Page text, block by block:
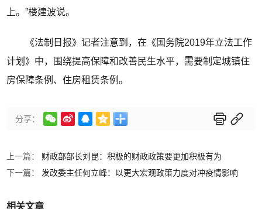
上。”楼建波说。
《法制日报》记者注意到，在《国务院2019年立法工作
计划》中，围绕提高保障和改善民生水平，需要制定城镇住
房保障条例、住房租赁条例。
分享：      
上一篇： 财政部部长刘昆：积极的财政政策要更加积极有为
下一篇：发改委主任何立峰：以更大宏观政策力度对冲疫情影响
相关文章